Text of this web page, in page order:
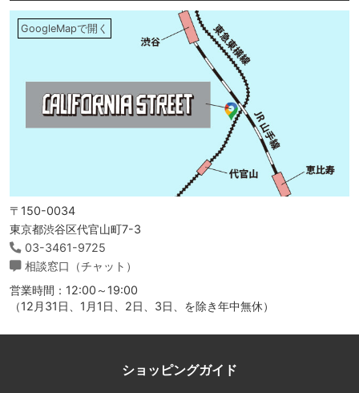
GoogleMapで開く
〒150-0034
東京都渋谷区代官山町7-3
03-3461-9725
相談窓口（チャット）
営業時間：12:00～19:00
（12月31日、1月1日、2日、3日、を除き年中無休）
ショッピングガイド